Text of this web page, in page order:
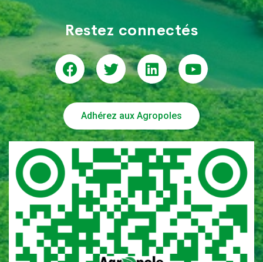
Restez connectés
Adhérez aux Agropoles